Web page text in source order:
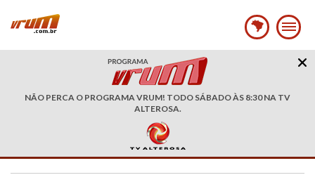
NÃO PERCA O PROGRAMA VRUM! TODO SÁBADO ÀS 8:30 NA TV
ALTEROSA.